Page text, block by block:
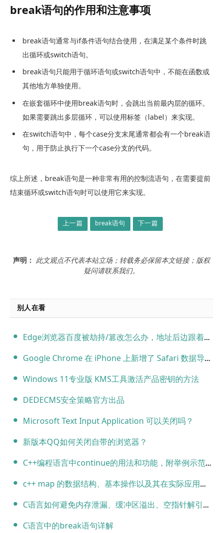
break语句的作用和注意事项
break语句通常与if条件语句结合使用，在满足某个条件时跳
出循环或switch语句。
break语句只能用于循环语句或switch语句中，不能在函数或
其他地方单独使用。
在嵌套循环中使用break语句时，会跳出当前最内层的循环。
如果需要跳出多层循环，可以使用标签（label）来实现。
在switch语句中，每个case分支末尾通常都会有一个break语
句，用于防止执行下一个case分支的代码。
综上所述， break语句是一种非常有用的控制流语句，在需要提前
结束循环或switch语句时可以使用它来实现。
上一篇 break语句 下一篇
声明： 此文观点不代表本站立场；转载务必保留本文链接；版权
疑问请联系我们。
别人在看
Edge浏览器百度被劫持/篡改怎么办，地址后边跟着尾巴#tn=68018901_7_oem_dg
Google Chrome 在 iPhone 上新增了 Safari 数据导入选项
Windows 11专业版 KMS工具激活产品密钥的方法
DEDECMS安全策略官方出品
Microsoft Text Input Application 可以关闭吗？
新版本QQ如何关闭自带的浏览器？
C++编程语言中continue的用法和功能，附举例示范代码
c++ map 的数据结构、基本操作以及其在实际应用中的使用。
C语言如何避免内存泄漏、缓冲区溢出、空指针解引用等常见的安全问题
C语言中的break语句详解